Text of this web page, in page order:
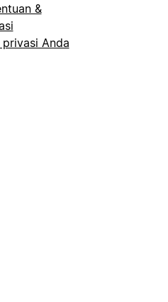
&
privasi Anda